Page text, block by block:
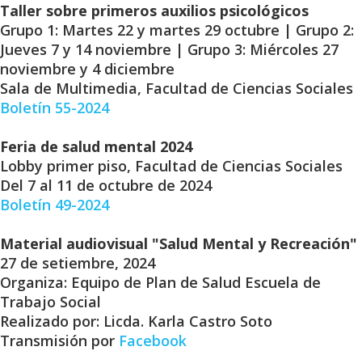
Taller sobre primeros auxilios psicológicos
Grupo 1: Martes 22 y martes 29 octubre | Grupo 2:
Jueves 7 y 14 noviembre | Grupo 3: Miércoles 27
noviembre y 4 diciembre
Sala de Multimedia, Facultad de Ciencias Sociales
Boletín 55-2024
Feria de salud mental 2024
Lobby primer piso, Facultad de Ciencias Sociales
Del 7 al 11 de octubre de 2024
Boletín 49-2024
Material audiovisual "Salud Mental y Recreación"
27 de setiembre, 2024
Organiza: Equipo de Plan de Salud Escuela de
Trabajo Social
Realizado por: Licda. Karla Castro Soto
Transmisión por Facebook